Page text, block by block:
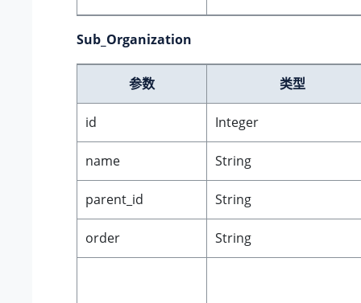
Sub_Organization
参数 类型
id Integer
name String
parent_id String
order String